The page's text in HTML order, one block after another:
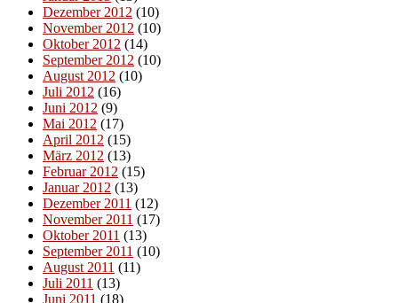
Dezember 2012 (10)
November 2012 (10)
Oktober 2012 (14)
September 2012 (10)
August 2012 (10)
Juli 2012 (16)
Juni 2012 (9)
Mai 2012 (17)
April 2012 (15)
März 2012 (13)
Februar 2012 (15)
Januar 2012 (13)
Dezember 2011 (12)
November 2011 (17)
Oktober 2011 (13)
September 2011 (10)
August 2011 (11)
Juli 2011 (13)
Juni 2011 (18)